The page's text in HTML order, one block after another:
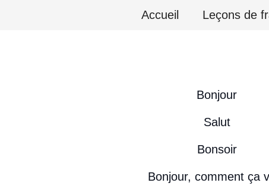
Accueil Leçons de
Bonjour
Salut
Bonsoir
Bonjour, comment ça